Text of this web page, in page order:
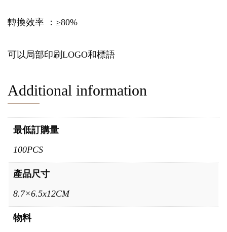
轉換效率 ：≥80%
可以局部印刷LOGO和標語
Additional information
最低訂購量
100PCS
產品尺寸
8.7×6.5x12CM
物料